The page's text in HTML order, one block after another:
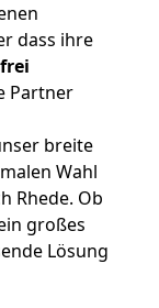
dass ihre
Partner
breite
Wahl
Rhede. Ob
großes
Lösung